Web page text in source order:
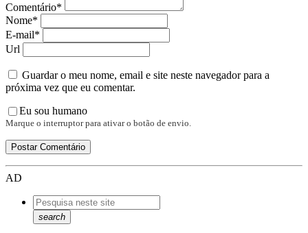
Comentário*
Nome*
E-mail*
Url
Guardar o meu nome, email e site neste navegador para a
próxima vez que eu comentar.
Eu sou humano
Marque o interruptor para ativar o botão de envio.
AD
search